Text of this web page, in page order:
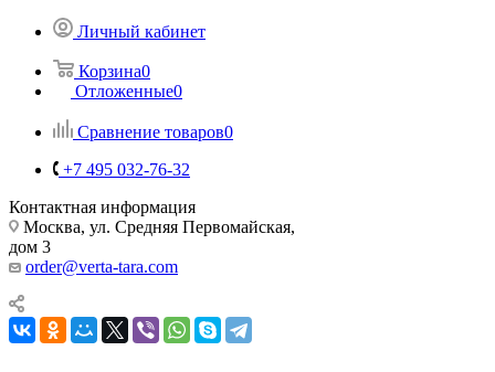
Личный кабинет
Корзина0
Отложенные0
Сравнение товаров0
+7 495 032-76-32
Контактная информация
Москва, ул. Средняя Первомайская,
дом 3
order@verta-tara.com